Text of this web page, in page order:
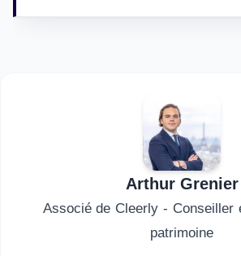
Arthur Grenier
Associé de Cleerly - Conseiller
patrimoine